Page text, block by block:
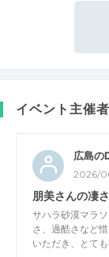
イベント主催
広島
2026/
朋美さんの凄
サハラ砂漠マラ
さ、過酷さなど
いただき、とて